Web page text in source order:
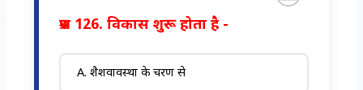
प्रश्न 126. विकास शुरू होता है -
A. शैशवावस्था के चरण से